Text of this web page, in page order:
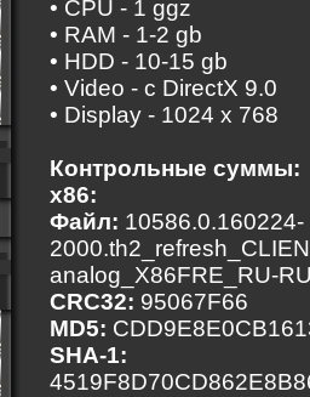
• CPU - 1 ggz
• RAM - 1-2 gb
• HDD - 10-15 gb
• Video - c DirectX 9.0
• Display - 1024 x 768
Контрольные суммы:
x86:
Файл: 10586.0.160224-
analog_X86FRE_RU-
CRC32: 95067F66
MD5:
SHA-1: